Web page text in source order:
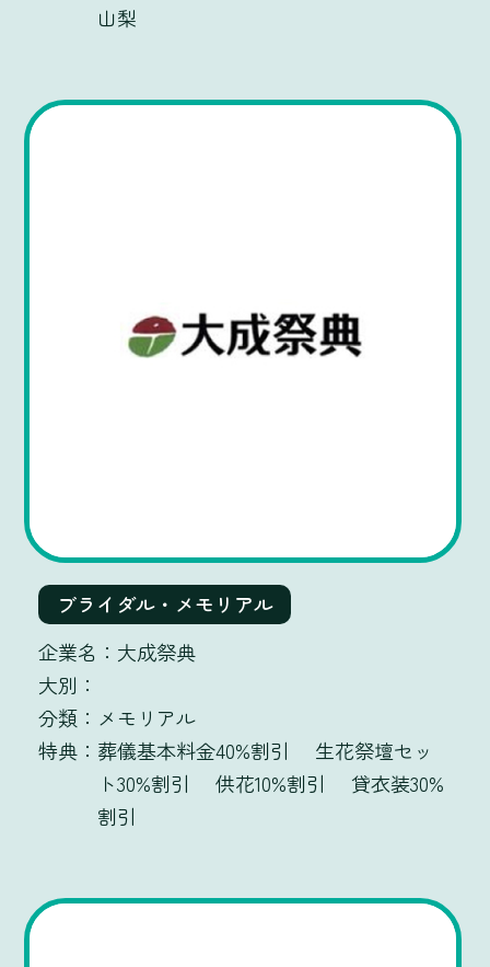
山梨
ブライダル・メモリアル
大成祭典
メモリアル
葬儀基本料金40%割引 生花祭壇セッ
ト30%割引 供花10%割引 貸衣装30%
割引